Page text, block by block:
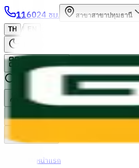
116024 ชม. สาขาสาขาปทุมธานี
TH
/ EN
หมวดหมู่สินค้า
ค้นหา
บัญชีของฉัน
Previous slide
หน้าแรก